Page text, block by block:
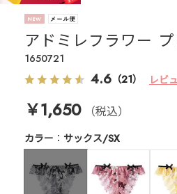
アドミレフラワー
1650721
4.6 （21） レビ
￥1,650 （税込）
カラー サックス/SX